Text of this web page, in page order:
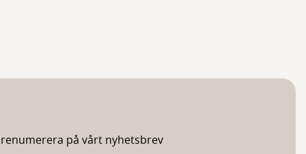
på vårt nyhetsbrev